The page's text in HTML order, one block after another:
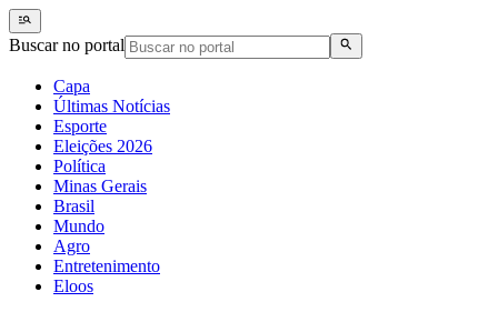
Buscar no portal
Capa
Últimas Notícias
Esporte
Eleições 2026
Política
Minas Gerais
Brasil
Mundo
Agro
Entretenimento
Eloos